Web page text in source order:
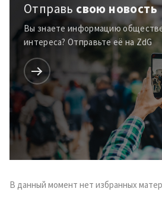
Отправь свою новость
Вы знаете информацию
интереса? Отправьте её на ZdG
В данный момент нет избранных